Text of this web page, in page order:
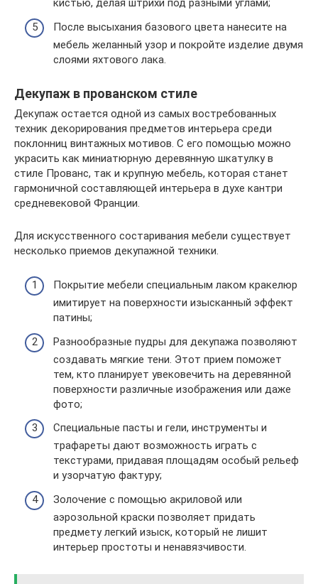
кистью, делая штрихи под разными углами;
После высыхания базового цвета нанесите на
мебель желанный узор и покройте изделие двумя
слоями яхтового лака.
Декупаж в прованском стиле
Декупаж остается одной из самых востребованных
техник декорирования предметов интерьера среди
поклонниц винтажных мотивов. С его помощью можно
украсить как миниатюрную деревянную шкатулку в
стиле Прованс, так и крупную мебель, которая станет
гармоничной составляющей интерьера в духе кантри
средневековой Франции.
Для искусственного состаривания мебели существует
несколько приемов декупажной техники.
Покрытие мебели специальным лаком кракелюр
имитирует на поверхности изысканный эффект
патины;
Разнообразные пудры для декупажа позволяют
создавать мягкие тени. Этот прием поможет
тем, кто планирует увековечить на деревянной
поверхности различные изображения или даже
фото;
Специальные пасты и гели, инструменты и
трафареты дают возможность играть с
текстурами, придавая площадям особый рельеф
и узорчатую фактуру;
Золочение с помощью акриловой или
аэрозольной краски позволяет придать
предмету легкий изыск, который не лишит
интерьер простоты и ненавязчивости.